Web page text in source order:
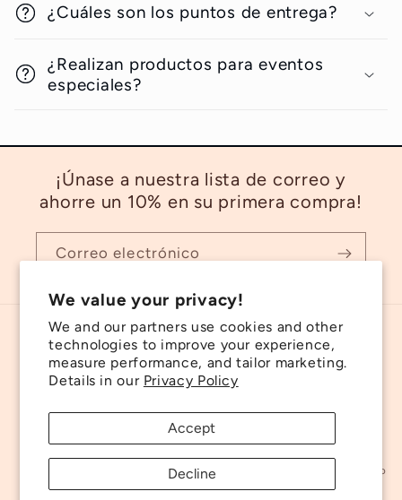
We value your privacy!
We and our partners use cookies and other
technologies to improve your experience,
measure performance, and tailor marketing.
Details in our Privacy Policy
Accept
Decline
¿Cuáles son los puntos de entrega?
¿Realizan productos para eventos
especiales?
¡Únase a nuestra lista de correo y
ahorre un 10% en su primera compra!
Correo electrónico
Idioma
Español
© 2026,What's Rose Cooking Política de reembolso
Términos del servicio Política de envío